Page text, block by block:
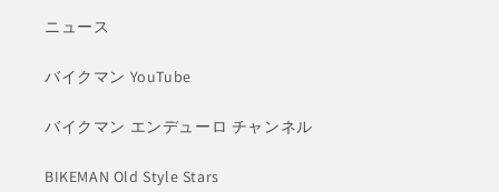
ニュース
バイクマン YouTube
バイクマン エンデューロ チャンネル
BIKEMAN Old Style Stars